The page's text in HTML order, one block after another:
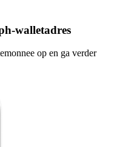
walletadres
op en ga verder